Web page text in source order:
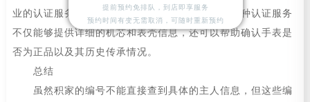
业的认证服务来确认手表的真实性及历史背景。这种认证服务
不仅能够提供详细的机芯和表壳信息，还可以帮助确认手表是
否为正品以及其历史传承情况。
总结
虽然积家的编号不能直接查到具体的主人信息，但这些编
提前预约免排队，到店即享服务
预约时间有变无需取消，可随时重新预约